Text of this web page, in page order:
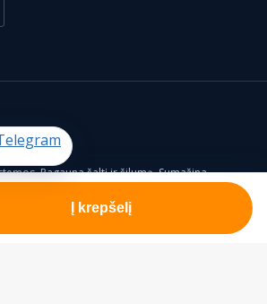
Pagauna šaltį ir šilumą. Sumažina
Į krepšelį